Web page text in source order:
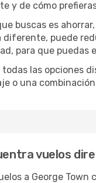
y de cómo
buscas es
diferente, puede
para que puedas
todas las opciones
o una
vuelos
a George